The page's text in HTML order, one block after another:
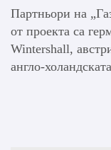
Партньори на
от проекта са
Wintershall,
англо-